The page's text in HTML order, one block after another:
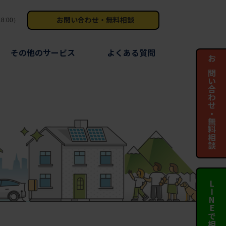
） お問い合わせ・無料相談
その他のサービス よくある質問
お問い合わせ・無料相談